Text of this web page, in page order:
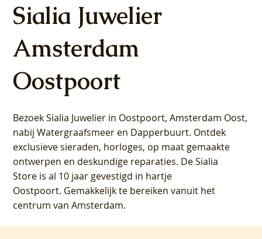
Sialia Juwelier
Amsterdam
Oostpoort
Bezoek Sialia Juwelier in Oostpoort, Amsterdam Oost,
nabij Watergraafsmeer en Dapperbuurt. Ontdek
exclusieve sieraden, horloges, op maat gemaakte
ontwerpen en deskundige reparaties. De Sialia
Store is al 10 jaar gevestigd in hartje
Oostpoort. Gemakkelijk te bereiken vanuit het
centrum van Amsterdam.